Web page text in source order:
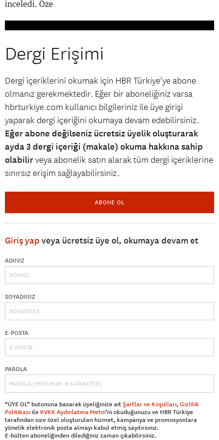
inceledi. Öze
Dergi Erişimi
Dergi içeriklerini okumak için HBR Türkiye'ye abone
olmanız gerekmektedir. Eğer bir aboneliğiniz varsa
hbrturkiye.com kullanıcı bilgileriniz ile üye girişi
yaparak dergi içeriğini okumaya devam edebilirsiniz.
Eğer abone değilseniz ücretsiz üyelik oluşturarak
ayda 3 dergi içeriği (makale) okuma hakkına sahip
olabilirveya abonelik satın alarak tüm dergi içeriklerine
sınırsız erişim sağlayabilirsiniz.
ABONE OL
Giriş yap veya ücretsiz üye ol, okumaya devam et
ADINIZ
SOYADINIZ
E-POSTA
PAROLA
“ÜYE OL” butonuna basarak üyeliğinize aitŞartlar ve Koşulları, Gizlilik
Politikası ile KVKK Aydınlatma Metni’ni okuduğunuzu ve HBR Türkiye
tarafından size özel oluşturulan hizmet, kampanya ve promosyonlara
yönelik elektronik posta almayı kabul etmiş sayılırsınız.
E-bülten aboneliğinden dilediğiniz zaman çıkabilirsiniz.